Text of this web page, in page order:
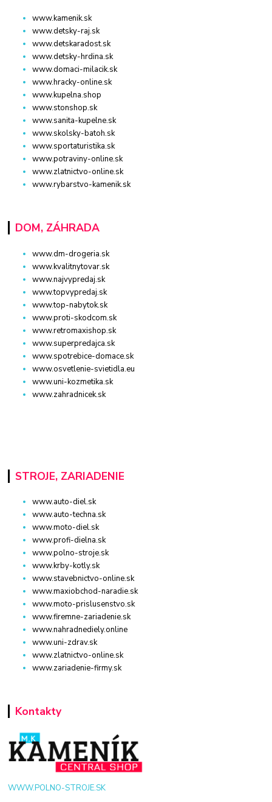
www.kamenik.sk
www.detsky-raj.sk
www.detskaradost.sk
www.detsky-hrdina.sk
www.domaci-milacik.sk
www.hracky-online.sk
www.kupelna.shop
www.stonshop.sk
www.sanita-kupelne.sk
www.skolsky-batoh.sk
www.sportaturistika.sk
www.potraviny-online.sk
www.zlatnictvo-online.sk
www.rybarstvo-kamenik.sk
DOM, ZÁHRADA
www.dm-drogeria.sk
www.kvalitnytovar.sk
www.najvypredaj.sk
www.topvypredaj.sk
www.top-nabytok.sk
www.proti-skodcom.sk
www.retromaxishop.sk
www.superpredajca.sk
www.spotrebice-domace.sk
www.osvetlenie-svietidla.eu
www.uni-kozmetika.sk
www.zahradnicek.sk
STROJE, ZARIADENIE
www.auto-diel.sk
www.auto-techna.sk
www.moto-diel.sk
www.profi-dielna.sk
www.polno-stroje.sk
www.krby-kotly.sk
www.stavebnictvo-online.sk
www.maxiobchod-naradie.sk
www.moto-prislusenstvo.sk
www.firemne-zariadenie.sk
www.nahradnediely.online
www.uni-zdrav.sk
www.zlatnictvo-online.sk
www.zariadenie-firmy.sk
Kontakty
WWW.POLNO-STROJE.SK